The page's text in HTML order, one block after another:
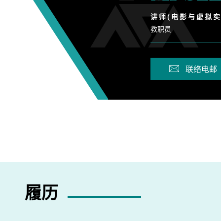
讲 师 ( 电 影 与 虚 拟
教职员
联络电邮
履历